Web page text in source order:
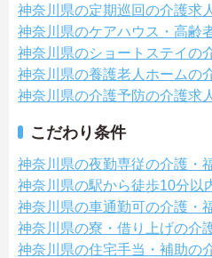
神奈川県の定期巡回の介護求人
神奈川県のケアハウス・高齢
神奈川県のショートステイの
神奈川県の養護老人ホームの
神奈川県の介護予防の介護求人
こだわり条件
神奈川県の夜勤専従の介護・
神奈川県の駅から徒歩10分以
神奈川県の車通勤可の介護・
神奈川県の寮・借り上げの介
神奈川県の住宅手当・補助の